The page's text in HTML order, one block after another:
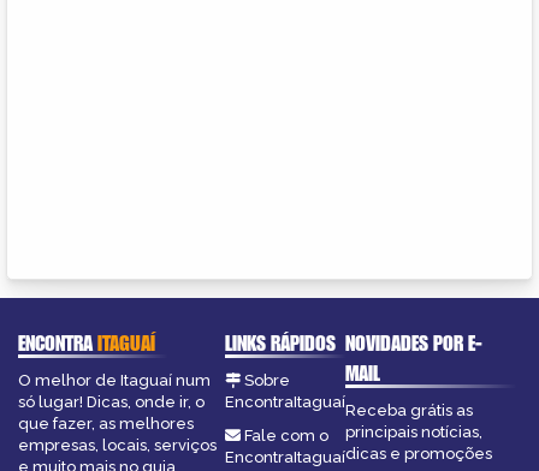
ENCONTRAITAGUAÍ
O melhor de Itaguaí num
só lugar! Dicas, onde ir, o
que fazer, as melhores
empresas, locais, serviços
e muito mais no guia
LINKS RÁPIDOS
Sobre
EncontraItaguaí
Fale com o
EncontraItaguaí
NOVIDADES POR E-
MAIL
Receba grátis as
principais notícias,
dicas e promoções